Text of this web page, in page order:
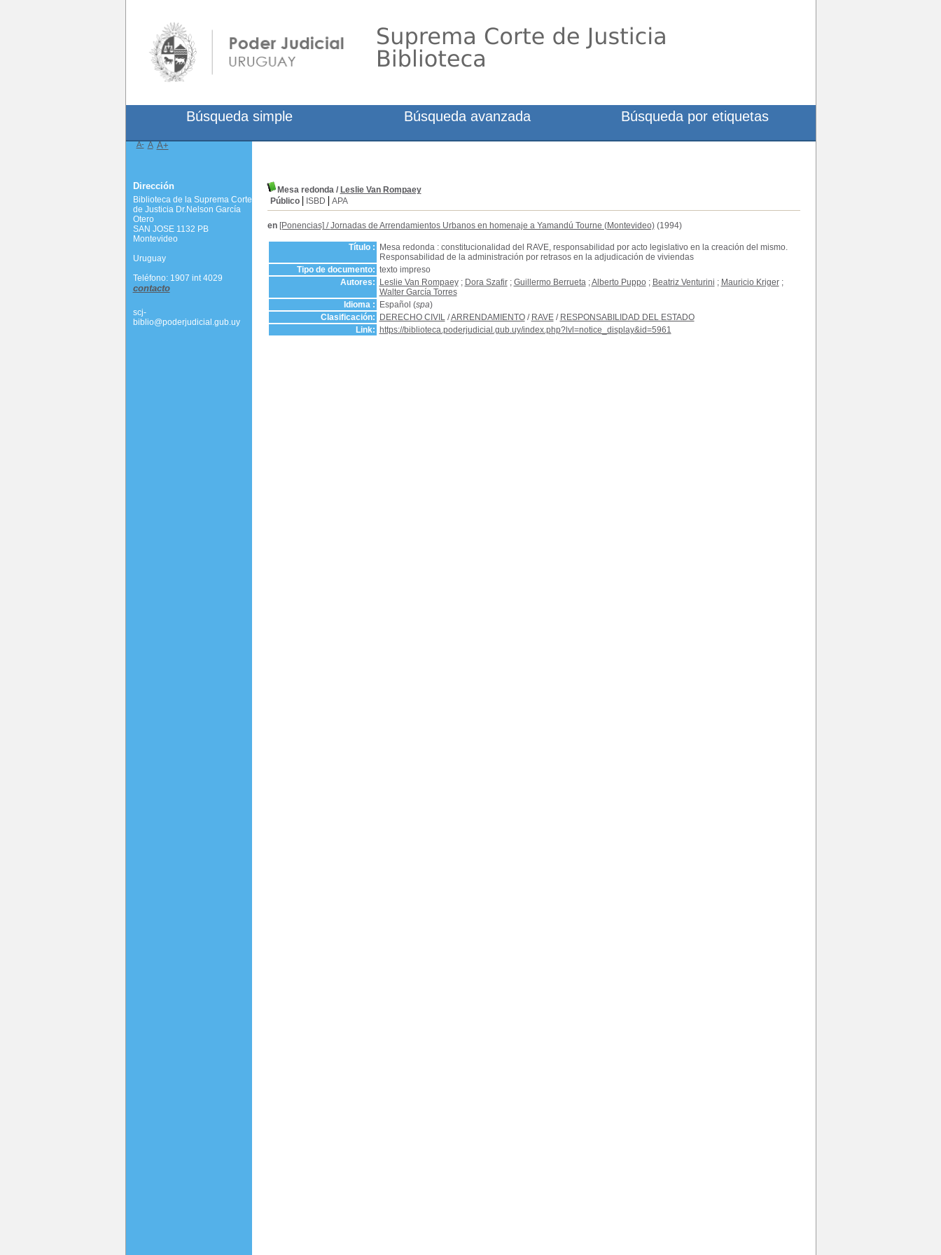
Mesa redonda/ Leslie Van Rompaey
Público
ISBD APA
en [Ponencias] /Jornadas de Arrendamientos Urbanos en homenaje a Yamandú Tourne (Montevideo)(1994)
Título :
Mesa redonda : constitucionalidad del RAVE, responsabilidad por acto legislativo en la creación del mismo.
Responsabilidad de la administración por retrasos en la adjudicación de viviendas
Tipo de documento: texto impreso
Autores:
Leslie Van Rompaey; Dora Szafir; Guillermo Berrueta;Alberto Puppo; Beatriz Venturini ; Mauricio Kriger;
Walter García Torres
Idioma :
Español (spa)
Clasificación:
DERECHO CIVIL/ARRENDAMIENTO/ RAVE/ RESPONSABILIDAD DEL ESTADO
Link:
https://biblioteca.poderjudicial.gub.uy/index.php?lvl=notice_display&id=5961
Búsqueda simple Búsqueda avanzada Búsqueda por etiquetas
A- A A+
Dirección
Biblioteca de la Suprema Corte
de Justicia Dr.Nelson García
Otero
SAN JOSE 1132 PB
Montevideo
Uruguay
Teléfono: 1907 int 4029
contacto
scj-
biblio@poderjudicial.gub.uy